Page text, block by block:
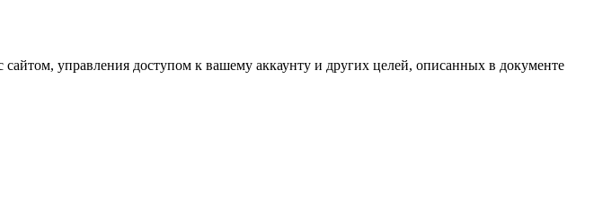
управления доступом к вашему аккаунту и других целей, описанных в документе